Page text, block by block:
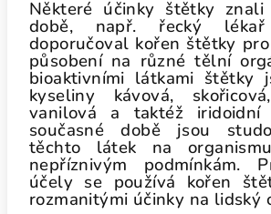
Některé účinky štětky
době, např. řecký lékař
doporučoval kořen štětky
působení na různé tělní
bioaktivními látkami štětky
kyseliny kávová,
vanilová a taktéž iridoidní
současné době jsou
těchto látek na
nepříznivým podmínkám.
účely se používá kořen
rozmanitými účinky na lidský